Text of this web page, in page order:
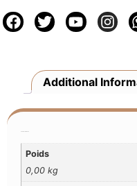
Additional
Poids
0,00 kg